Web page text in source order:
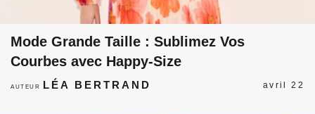
Mode Grande Taille : Sublimez Vos
Courbes avec Happy-Size
AUTEUR LÉA BERTRAND avril 22